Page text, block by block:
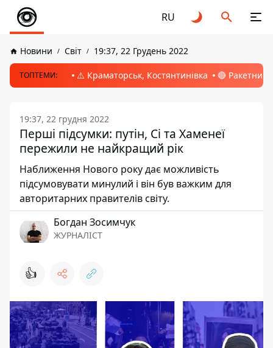
RU
Новини Світ 19:37, 22 Грудень 2022
ТОПТЕМИ: ⚠️ Краматорськ, Костянтинівка 🔴 Ракетний
19:37, 22 грудня 2022
Перші підсумки: путін, Сі та Хаменеї
пережили не найкращий рік
Наближення Нового року дає можливість
підсумовувати минулий і він був важким для
авторитарних правителів світу.
Богдан Зосимчук
ЖУРНАЛІСТ
👍